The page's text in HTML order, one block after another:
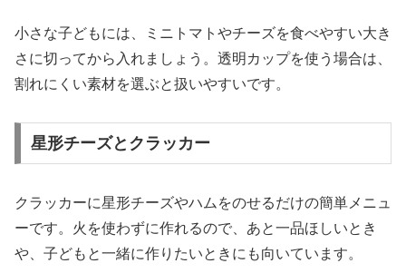
小さな子どもには、ミニトマトやチーズを食べやすい大き
さに切ってから入れましょう。透明カップを使う場合は、
割れにくい素材を選ぶと扱いやすいです。
星形チーズとクラッカー
クラッカーに星形チーズやハムをのせるだけの簡単メニュ
ーです。火を使わずに作れるので、あと一品ほしいとき
や、子どもと一緒に作りたいときにも向いています。